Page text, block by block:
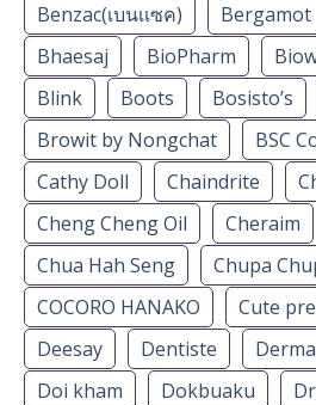
Benzac(เบนเเซค)
Bergamot
Bhaesaj
BioPharm
Blink
Boots Bosisto’s
Browit by Nongchat
BSC
Cathy Doll
Chaindrite
Cheng Cheng Oil
Cheraim
Chua Hah Seng
Chupa
COCORO HANAKO
Cute
Deesay
Dentiste
Doi kham
Dokbuaku